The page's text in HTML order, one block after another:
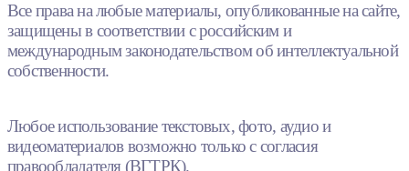
Все права на любые материалы, опубликованные на сайте,
защищены в соответствии с российским и
международным законодательством об интеллектуальной
собственности.
Любое использование текстовых, фото, аудио и
видеоматериалов возможно только с согласия
правообладателя (ВГТРК).